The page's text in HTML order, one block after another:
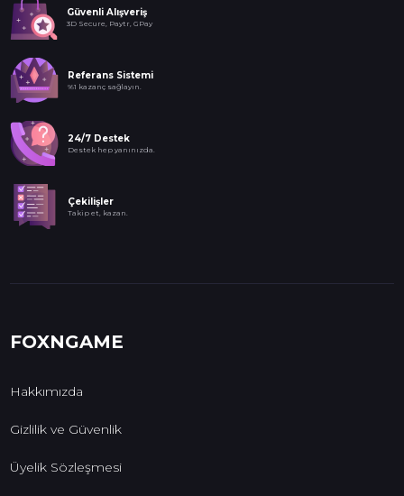
Güvenli Alışveriş
3D Secure, Paytr, GPay
Referans Sistemi
%1 kazanç sağlayın.
24/7 Destek
Destek hep yanınızda.
Çekilişler
Takip et, kazan.
FOXNGAME
Hakkımızda
Gizlilik ve Güvenlik
Üyelik Sözleşmesi